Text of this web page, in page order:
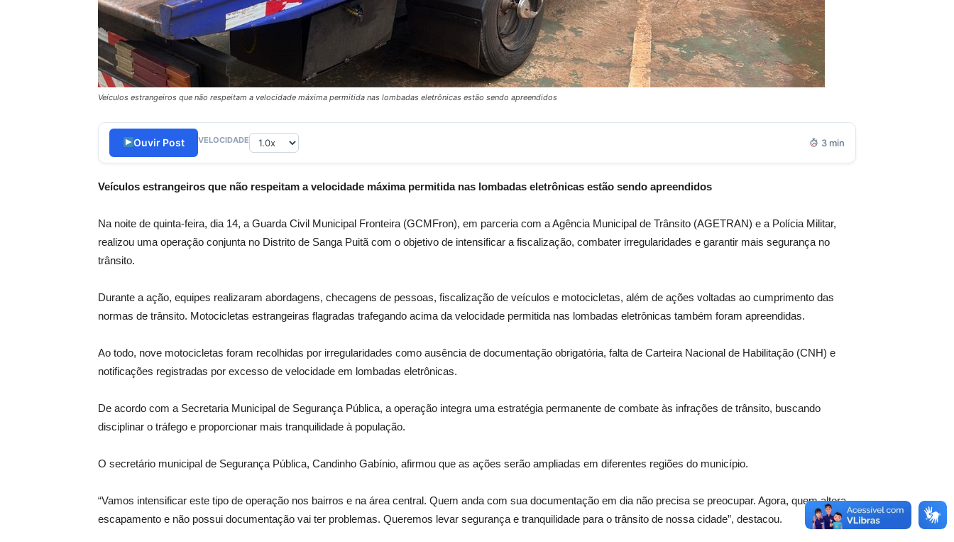
Veículos estrangeiros que não respeitam a velocidade máxima permitida nas lombadas eletrônicas estão sendo apreendidos
Ouvir Post VELOCIDADE 3 min
Veículos estrangeiros que não respeitam a velocidade máxima permitida nas lombadas eletrônicas estão sendo apreendidos
Na noite de quinta-feira, dia 14, a Guarda Civil Municipal Fronteira (GCMFron), em parceria com a Agência Municipal de Trânsito (AGETRAN) e a Polícia Militar,
realizou uma operação conjunta no Distrito de Sanga Puitã com o objetivo de intensificar a fiscalização, combater irregularidades e garantir mais segurança no
trânsito.
Durante a ação, equipes realizaram abordagens, checagens de pessoas, fiscalização de veículos e motocicletas, além de ações voltadas ao cumprimento das
normas de trânsito. Motocicletas estrangeiras flagradas trafegando acima da velocidade permitida nas lombadas eletrônicas também foram apreendidas.
Ao todo, nove motocicletas foram recolhidas por irregularidades como ausência de documentação obrigatória, falta de Carteira Nacional de Habilitação (CNH) e
notificações registradas por excesso de velocidade em lombadas eletrônicas.
De acordo com a Secretaria Municipal de Segurança Pública, a operação integra uma estratégia permanente de combate às infrações de trânsito, buscando
disciplinar o tráfego e proporcionar mais tranquilidade à população.
O secretário municipal de Segurança Pública, Candinho Gabínio, afirmou que as ações serão ampliadas em diferentes regiões do município.
“Vamos intensificar este tipo de operação nos bairros e na área central. Quem anda com sua documentação em dia não precisa se preocupar. Agora, quem altera
escapamento e não possui documentação vai ter problemas. Queremos levar segurança e tranquilidade para o trânsito de nossa cidade”, destacou.